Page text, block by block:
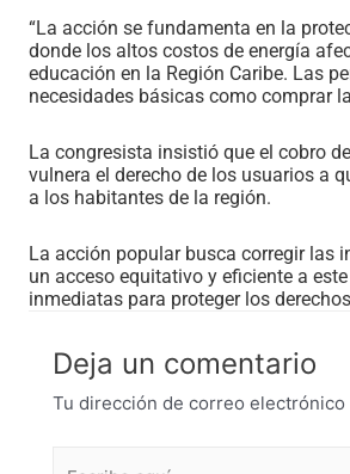
“La acción se fundamenta en la
donde los altos costos de energía
educación en la Región Caribe. Las
necesidades básicas como comprar
La congresista insistió que el cobro
vulnera el derecho de los usuarios a
a los habitantes de la región.
La acción popular busca corregir las
un acceso equitativo y eficiente a
inmediatas para proteger los
Deja un comentario
Tu dirección de correo electrónico